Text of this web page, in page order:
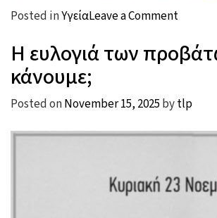
αποτελεσματικό
οικονομικό
άτομα
Πάρκινσον”
Posted inΥγείαLeave a Commenton
τρόπος
ζωής:
άτομα
Η ευλογιά των
κάνουμε;
Posted onNovember 15, 2025 bytlp